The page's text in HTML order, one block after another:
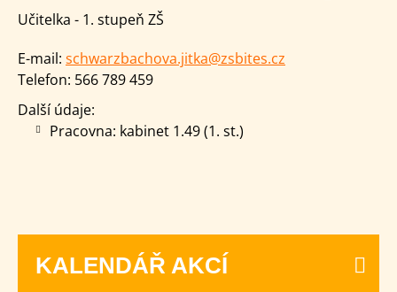
Učitelka - 1. stupeň ZŠ
E-mail: schwarzbachova.jitka@zsbites.cz
Telefon: 566 789 459
Další údaje:
Pracovna: kabinet 1.49 (1. st.)
KALENDÁŘ AKCÍ